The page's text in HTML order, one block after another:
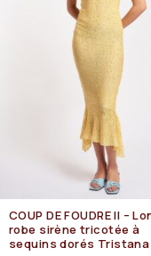
COUP DE FOUDRE II – Longue
robe sirène tricotée à
sequins dorés Tristana